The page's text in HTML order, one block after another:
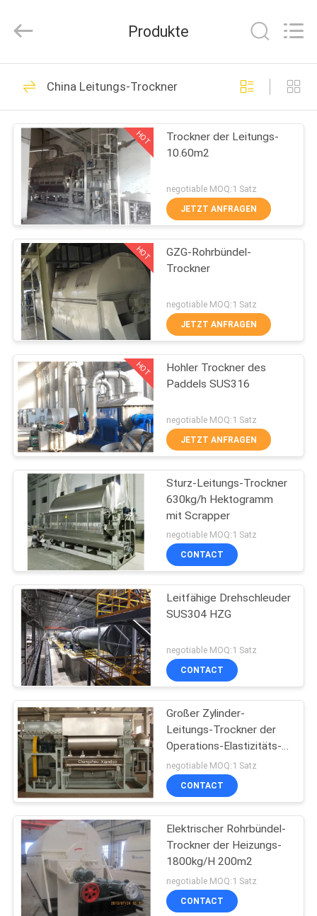
HAUS
PRODUKTE
ÜBER
UNS
FABRIK-
AUSFLUG
QUALITÄTSKONTROLLE
TRETEN
SIE
MIT
UNS
IN
VERBINDUNG
NACHRICHTEN
FORDERN
SIE
EIN
ZITAT
SITEMAP
PRIVACY
POLICY
Technology
Rights
Spray-trockene
Maschine
29
21
Trockner Oven
Machine
Sprühtrocknungs-
Anlage
27
Industrielle
Mischmaschine
11
Produkte
China Leitungs-Trockner
HOT
Trockner der Leitungs-
10.60m2
negotiable MOQ:1 Satz
JETZT ANFRAGEN
HOT
GZG-Rohrbündel-
Trockner
negotiable MOQ:1 Satz
JETZT ANFRAGEN
HOT
Hohler Trockner des
Paddels SUS316
negotiable MOQ:1 Satz
JETZT ANFRAGEN
Sturz-Leitungs-Trockner
630kg/h Hektogramm
mit Scrapper
negotiable MOQ:1 Satz
CONTACT
Leitfähige Drehschleuder
SUS304 HZG
negotiable MOQ:1 Satz
CONTACT
Großer Zylinder-
Leitungs-Trockner der
Operations-Elastizitäts-
40kg/H
negotiable MOQ:1 Satz
CONTACT
Elektrischer Rohrbündel-
Trockner der Heizungs-
1800kg/H 200m2
negotiable MOQ:1 Satz
CONTACT